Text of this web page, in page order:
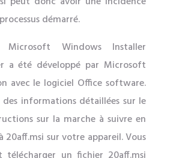
démarré.
Microsoft Windows Installer
a été développé par Microsoft
avec le logiciel Office software.
informations détaillées sur le
sur la marche à suivre en
20aff.msi sur votre appareil. Vous